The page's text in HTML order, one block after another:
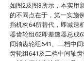
如图2及图3所示，本实用
的不同点在于，第一实施
挡机构64所替代，即减速
器齿轮组62即差速器总成
间轴齿轮组641、二档中
齿轮组641及二档中间轴